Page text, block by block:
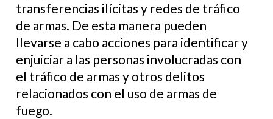
transferencias ilícitas y redes de tráfico
de armas. De esta manera pueden
llevarse a cabo acciones para identificar y
enjuiciar a las personas involucradas con
el tráfico de armas y otros delitos
relacionados con el uso de armas de
fuego.